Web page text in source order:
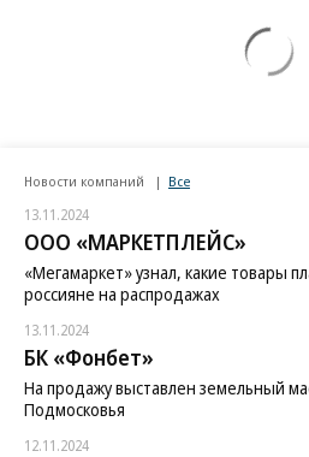
Новости компаний Все
13.11.2024
ООО «МАРКЕТПЛЕЙС»
«Мегамаркет» узнал, какие товары
россияне на распродажах
13.11.2024
БК «Фонбет»
На продажу выставлен земельный
Подмосковья
12.11.2024